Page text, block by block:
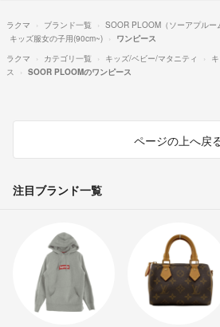
ラクマ ブランド一覧 SOOR PLOOM（ソーアプルー
キッズ服女の子用(90cm~)
ワンピース
ラクマ
カテゴリ一覧 キッズ/ベビー/マタニティ
ス
SOOR PLOOMのワンピース
ページの上へ戻
注目ブランド一覧